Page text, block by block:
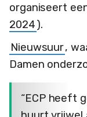
organiseert
2024).
Nieuwsuur,
Damen
“ECP heeft